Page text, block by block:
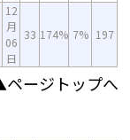
12
月
06
日
33 174% 7% 197
ージトップへ